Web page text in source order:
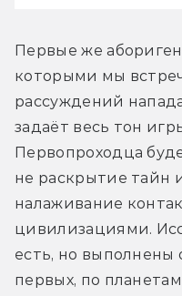
Первые же
которыми мы
рассуждений
задаёт весь тон
Первопроходца
не раскрытие тайн
налаживание
цивилизациями.
есть, но выполнены
первых, по